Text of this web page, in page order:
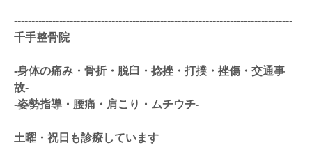
--------------------------------------------------------------------------------
千手整骨院
‐身体の痛み・骨折・脱臼・捻挫・打撲・挫傷・交通事
故‐
‐姿勢指導・腰痛・肩こり・ムチウチ-
土曜・祝日も診療しています